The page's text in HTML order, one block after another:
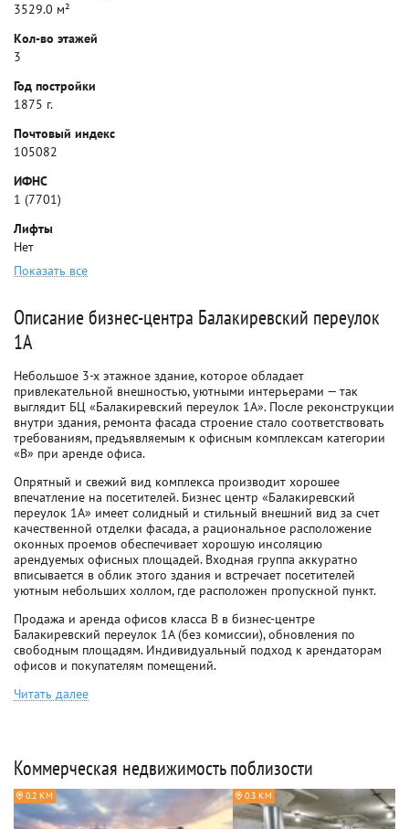
3529.0 м²
Кол-во этажей
3
Год постройки
1875 г.
Почтовый индекс
105082
ИФНС
1 (7701)
Лифты
Нет
Показать все
Описание бизнес-центра Балакиревский переулок
1А
Небольшое 3-х этажное здание, которое обладает
привлекательной внешностью, уютными интерьерами — так
выглядит БЦ «Балакиревский переулок 1А». После реконструкции
внутри здания, ремонта фасада строение стало соответствовать
требованиям, предъявляемым к офисным комплексам категории
«B» при аренде офиса.
Опрятный и свежий вид комплекса производит хорошее
впечатление на посетителей. Бизнес центр «Балакиревский
переулок 1А» имеет солидный и стильный внешний вид за счет
качественной отделки фасада, а рациональное расположение
оконных проемов обеспечивает хорошую инсоляцию
арендуемых офисных площадей. Входная группа аккуратно
вписывается в облик этого здания и встречает посетителей
уютным небольших холлом, где расположен пропускной пункт.
Продажа и аренда офисов класса B в бизнес-центре
Балакиревский переулок 1А (без комиссии), обновления по
свободным площадям. Индивидуальный подход к арендаторам
офисов и покупателям помещений.
Читать далее
Коммерческая недвижимость поблизости
0.2 КМ 0.3 КМ